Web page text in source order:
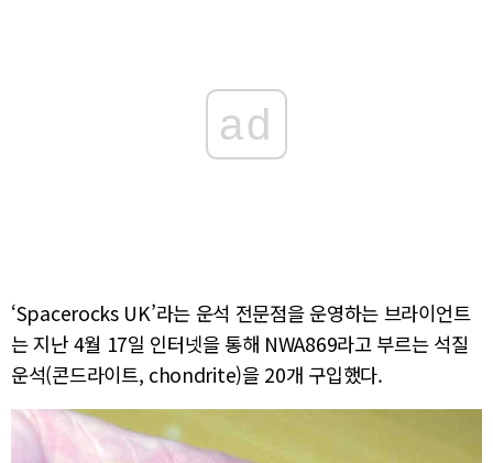
ad
‘Spacerocks UK’라는 운석 전문점을 운영하는 브라이언트
는 지난4월 17일 인터넷을 통해 NWA869라고 부르는 석질
운석(콘드라이트, chondrite)을20개 구입했다.